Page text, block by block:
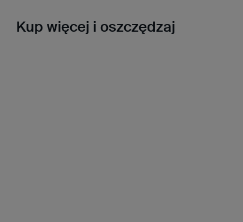
Kup więcej i oszczędzaj